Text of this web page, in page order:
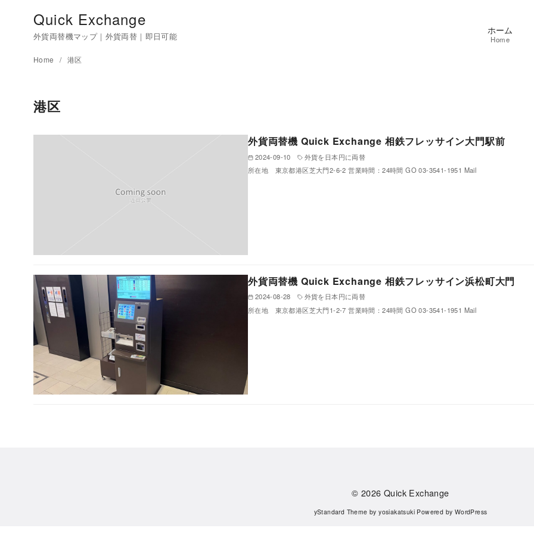
Quick Exchange
外貨両替機マップ｜外貨両替｜即日可能
ホーム
Home
Home 港区
港区
外貨両替機 Quick Exchange 相鉄フレッサイン大門駅前
2024-09-10
外貨を日本円に両替
所在地 東京都港区芝大門2-6-2 営業時間：24時間 GO 03-3541-1951 Mail
外貨両替機 Quick Exchange 相鉄フレッサイン浜松町大門
2024-08-28
外貨を日本円に両替
所在地 東京都港区芝大門1-2-7 営業時間：24時間 GO 03-3541-1951 Mail
© 2026Quick Exchange
yStandard Theme byyosiakatsuki Powered by WordPress